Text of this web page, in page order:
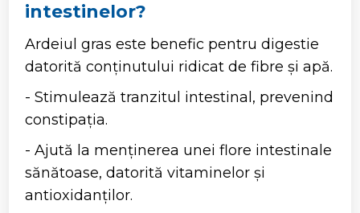
intestinelor?
Ardeiul gras este benefic pentru digestie
datorită conținutului ridicat de fibre și apă.
- Stimulează tranzitul intestinal, prevenind
constipația.
- Ajută la menținerea unei flore intestinale
sănătoase, datorită vitaminelor și
antioxidanților.